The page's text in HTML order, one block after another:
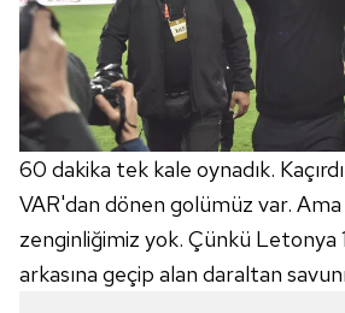
60 dakika tek kale oynadık.
VAR'dan dönen golümüz var.
zenginliğimiz yok. Çünkü Letonya
arkasına geçip alan daraltan